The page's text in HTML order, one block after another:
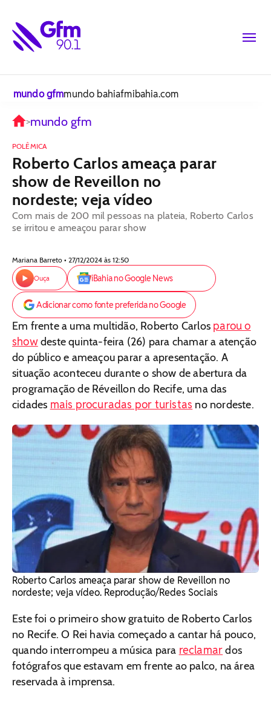
mundo gfmmundo bahiafmibahia.com
>mundo gfm
POLÊMICA
Roberto Carlos ameaça parar
show de Reveillon no
nordeste; veja vídeo
Com mais de 200 mil pessoas na plateia, Roberto Carlos
se irritou e ameaçou parar show
Mariana Barreto • 27/12/2024 às 12:50
Ouça iBahia no Google News
Adicionar como fonte preferida no Google
Em frente a uma multidão, Roberto Carlos parou o
showdeste quinta-feira (26) para chamar a atenção
do público e ameaçou parar a apresentação. A
situação aconteceu durante o show de abertura da
programação de Réveillon do Recife, uma das
cidades mais procuradas por turistas no nordeste.
Roberto Carlos ameaça parar show de Reveillon no
nordeste; veja vídeo. Reprodução/Redes Sociais
Este foi o primeiro show gratuito de Roberto Carlos
no Recife. O Rei havia começado a cantar há pouco,
quando interrompeu a música para reclamardos
fotógrafos que estavam em frente ao palco, na área
reservada à imprensa.